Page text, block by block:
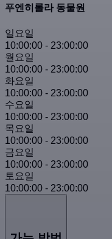
푸엔히롤라 동물원
일요일
10:00:00 - 23:00:00
월요일
10:00:00 - 23:00:00
화요일
10:00:00 - 23:00:00
수요일
10:00:00 - 23:00:00
목요일
10:00:00 - 23:00:00
금요일
10:00:00 - 23:00:00
토요일
10:00:00 - 23:00:00